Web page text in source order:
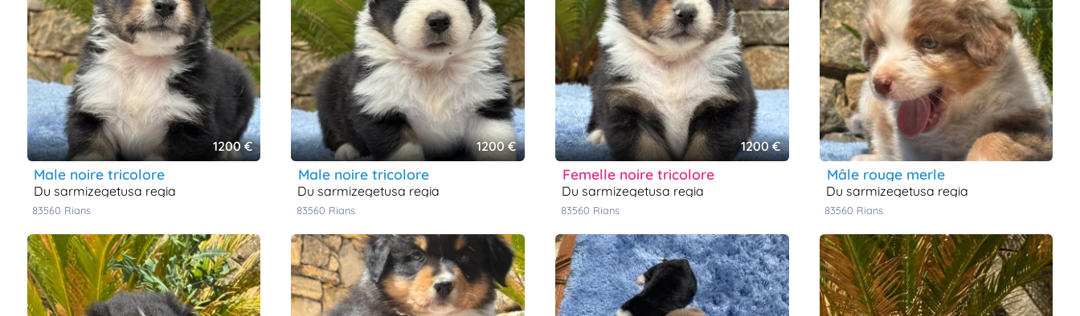
1200 €
male noire tricolore
du sarmizegetusa regia
83560 rians
1200 €
male noire tricolore
du sarmizegetusa regia
83560 rians
1200 €
femelle noire tricolore
du sarmizegetusa regia
83560 rians
mâle rouge merle
du sarmizegetusa regia
83560 rians